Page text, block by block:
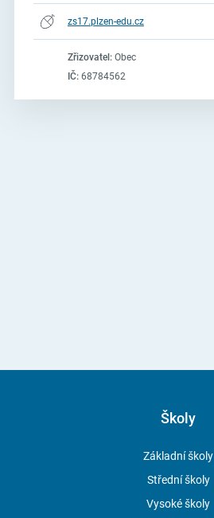
zs17.plzen-edu.cz
Zřizovatel:Obec
IČ:68784562
Školy
Základní školy
Střední školy
Vysoké školy